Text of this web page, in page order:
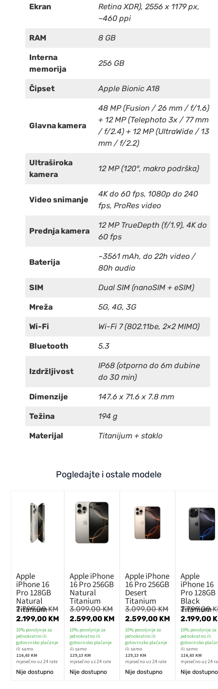
Ekran
Retina XDR), 2556 x 1179 px,
~460 ppi
RAM 8 GB
Interna
memorija
256 GB
Čipset Apple Bionic A18
Glavna kamera
48 MP (Fusion / 26 mm / f/1.6)
+ 12 MP (Telephoto 3x / 77 mm
/ f/2.4) + 12 MP (UltraWide / 13
mm / f/2.2)
Ultraširoka
kamera
12 MP (120°, makro podrška)
Video snimanje
4K do 60 fps, 1080p do 240
fps, ProRes video
Prednja kamera
12 MP TrueDepth (f/1.9), 4K do
60 fps
Baterija
~3561 mAh, do 22h video /
80h audio
SIM Dual SIM (nanoSIM + eSIM)
Mreža 5G, 4G, 3G
Wi-Fi Wi-Fi 7 (802.11be, 2×2 MIMO)
Bluetooth 5.3
Izdržljivost
IP68 (otporno do 6m dubine
do 30 min)
Dimenzije 147.6 x 71.6 x 7.8 mm
Težina 194 g
Materijal Titanijum + staklo
Pogledajte i ostale modele
Apple
iPhone 16
Pro 128GB
Natural
Titanium
2.799,00KM
2.199,00 KM
10% povoljnije za
jednokratno ili
gotovinsko plaćanje
ili samo
116,63 KM
mjesečno uz 24 rate
Nije dostupno
Apple iPhone
16 Pro 256GB
Natural
Titanium
3.099,00KM
2.599,00 KM
10% povoljnije za
jednokratno ili
gotovinsko plaćanje
ili samo
129,13 KM
mjesečno uz 24 rate
Nije dostupno
Apple iPhone
16 Pro 256GB
Desert
Titanium
3.099,00KM
2.599,00 KM
10% povoljnije za
jednokratno ili
gotovinsko plaćanje
ili samo
129,13 KM
mjesečno uz 24 rate
Nije dostupno
Apple
iPhone 16
Pro 128GB
Black
Titanium
2.799,00
2.199,00
10% povoljnije za
jednokratno ili
gotovinsko
ili samo
116,63 KM
mjesečno uz 24
Nije dostupno